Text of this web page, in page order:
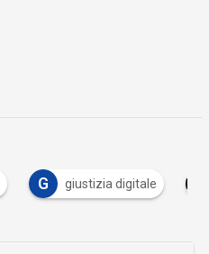
G giustizia digitale